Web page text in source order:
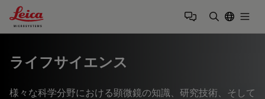
Leica Microsystems Logo
ライフサイエンス
様々な科学分野における顕微鏡の知識、研究技術、そして